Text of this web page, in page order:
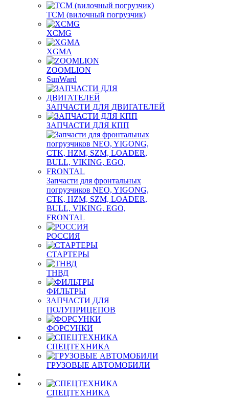
TCM (вилочный погрузчик)
XCMG
XGMA
ZOOMLION
SunWard
ЗАПЧАСТИ ДЛЯ ДВИГАТЕЛЕЙ
ЗАПЧАСТИ ДЛЯ КПП
Запчасти для фронтальных
погрузчиков NEO, YIGONG,
CTK, HZM, SZM, LOADER,
BULL, VIKING, EGO,
FRONTAL
РОССИЯ
СТАРТЕРЫ
ТНВД
ФИЛЬТРЫ
ЗАПЧАСТИ ДЛЯ
ПОЛУПРИЦЕПОВ
ФОРСУНКИ
СПЕЦТЕХНИКА
ГРУЗОВЫЕ АВТОМОБИЛИ
СПЕЦТЕХНИКА